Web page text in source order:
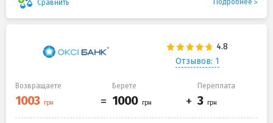
Сравнить Подробнее
Отзывов: 1
Возвращаете Берете Переплата